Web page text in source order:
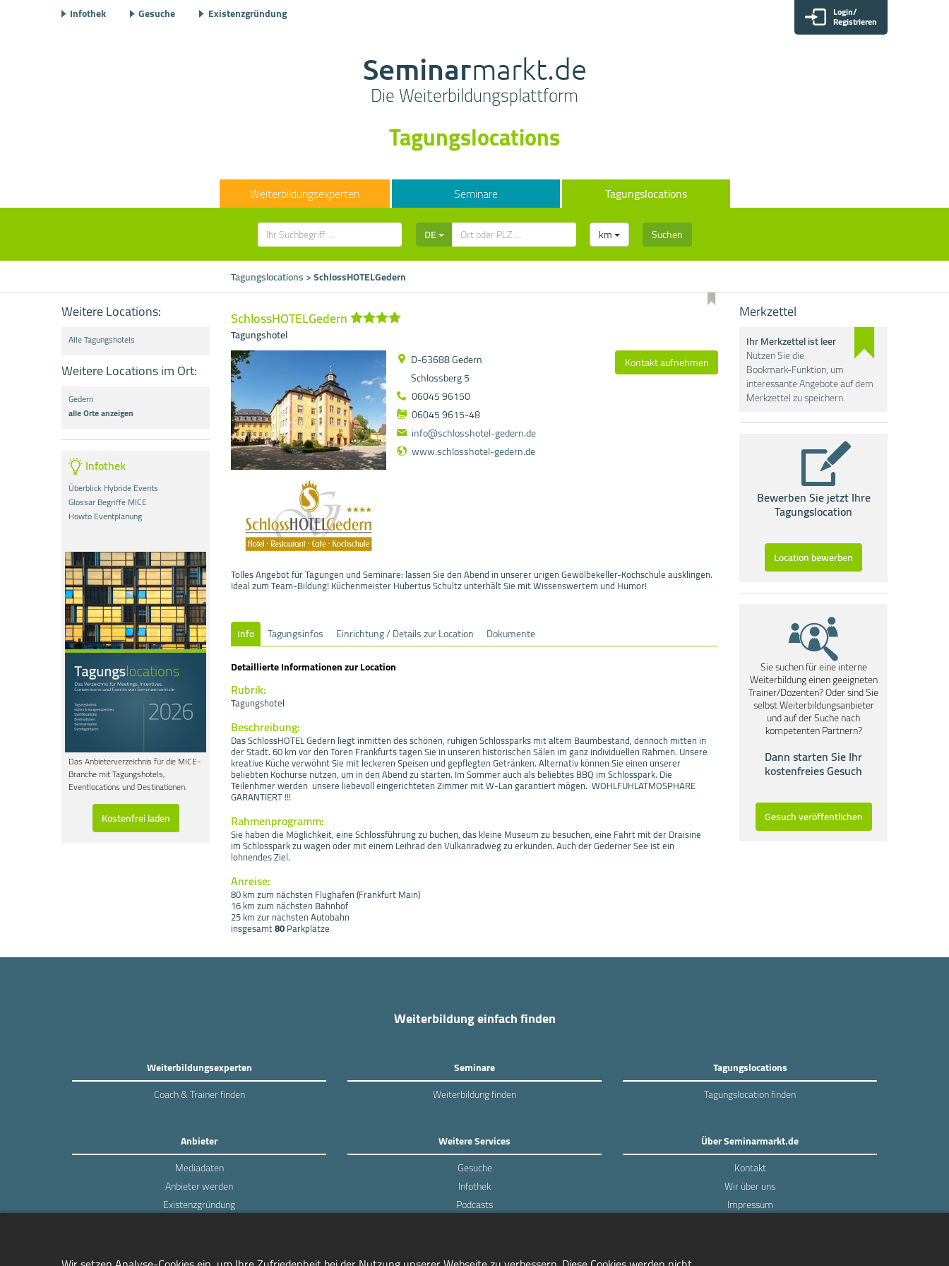
Infothek Gesuche Existenzgründung Login/
Registrieren
Seminarmarkt.de
Die Weiterbildungsplattform
Tagungslocations
Weiterbildungsexperten Seminare Tagungslocations
DE km Suchen
Tagungslocations>SchlossHOTELGedern
Weitere Locations:
Alle Tagungshotels
Weitere Locations im Ort:
Gedern
alle Orte anzeigen
Infothek
Überblick Hybride Events
Glossar Begriffe MICE
Howto Eventplanung
Das Anbieterverzeichnis für die MICE-
Branche mit Tagungshotels,
Eventlocations und Destinationen.
Kostenfrei laden
SchlossHOTELGedern
Tagungshotel
D-63688 Gedern
Schlossberg 5
06045 96150
06045 9615-48
info@schlosshotel-gedern.de
www.schlosshotel-gedern.de
Kontakt aufnehmen
Tolles Angebot für Tagungen und Seminare: lassen Sie den Abend in unserer urigen Gewölbekeller-Kochschule ausklingen.
Ideal zum Team-Bildung! Küchenmeister Hubertus Schultz unterhält Sie mit Wissenswertem und Humor!
Info Tagungsinfos Einrichtung / Details zur Location
Dokumente
Detaillierte Informationen zur Location
Rubrik:
Tagungshotel
Beschreibung:
Das SchlossHOTEL Gedern liegt inmitten des schönen, ruhigen Schlossparks mit altem Baumbestand, dennoch mitten in
der Stadt. 60 km vor den Toren Frankfurts tagen Sie in unseren historischen Sälen im ganz individuellen Rahmen. Unsere
kreative Küche verwöhnt Sie mit leckeren Speisen und gepflegten Getränken. Alternativ können Sie einen unserer
beliebten Kochurse nutzen, um in den Abend zu starten. Im Sommer auch als beliebtes BBQ im Schlosspark. Die
Teilenhmer werden unsere liebevoll eingerichteten Zimmer mit W-Lan garantiert mögen. WOHLFÜHLATMOSPHÄRE
GARANTIERT !!!
Rahmenprogramm:
Sie haben die Möglichkeit, eine Schlossführung zu buchen, das kleine Museum zu besuchen, eine Fahrt mit der Draisine
im Schlosspark zu wagen oder mit einem Leihrad den Vulkanradweg zu erkunden. Auch der Gederner See ist ein
lohnendes Ziel.
Anreise:
80 km zum nächsten Flughafen (Frankfurt Main)
16 km zum nächsten Bahnhof
25 km zur nächsten Autobahn
insgesamt80Parkplätze
Merkzettel
Ihr Merkzettel ist leer
Nutzen Sie die
Bookmark-Funktion, um
interessante Angebote auf dem
Merkzettel zu speichern.
Bewerben Sie jetzt Ihre
Tagungslocation
Location bewerben
Sie suchen für eine interne
Weiterbildung einen geeigneten
Trainer/Dozenten? Oder sind Sie
selbst Weiterbildungsanbieter
und auf der Suche nach
kompetenten Partnern?
Dann starten Sie Ihr
kostenfreies Gesuch
Gesuch veröffentlichen
Weiterbildung einfach finden
Weiterbildungsexperten
Coach & Trainer finden
Seminare
Weiterbildung finden
Tagungslocations
Tagungslocation finden
Anbieter
Mediadaten
Anbieter werden
Existenzgründung
Weitere Services
Gesuche
Infothek
Podcasts
Über Seminarmarkt.de
Kontakt
Wir über uns
Impressum